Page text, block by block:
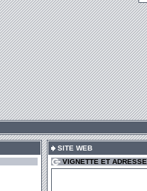
SITE WEB
VIGNETTE ET ADRESSE